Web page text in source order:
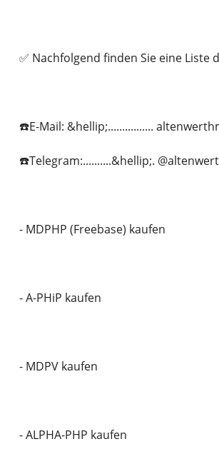
✅ Nachfolgend finden Sie eine
☎️E-Mail: &hellip;................
☎️Telegram:..........&hellip;.
- MDPHP (Freebase) kaufen
- A-PHiP kaufen
- MDPV kaufen
- ALPHA-PHP kaufen